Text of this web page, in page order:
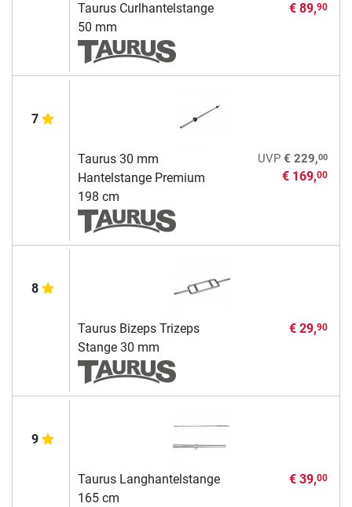
Taurus Curlhantelstange
50 mm
€ 89,90
7
Taurus 30 mm
Hantelstange Premium
198 cm
UVP € 229,00
€ 169,00
8
Taurus Bizeps Trizeps
Stange 30 mm
€ 29,90
9
Taurus Langhantelstange
165 cm
€ 39,00